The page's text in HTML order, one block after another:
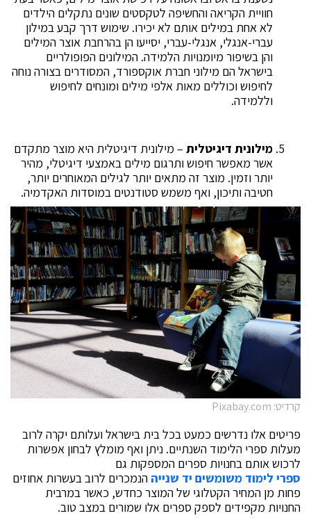
חוויית הקריאה והחשיפה לטקסטים שונים נתקלים הילדים
לא אחת במילים אותם לא יכירו. שימוש דרך קבע במילון
עברי-אנגלי, אנגלי-עברי, יסייעו הן בהרחבת אוצר המילים
והן בשיפור מיומנויות הלמידה. המילונים הפופולריים
בישראל הם מילוני חברת אוקספורד, המסודרים בצורה נוחה
לחיפוש וכוללים מאות אלפי מילים ומונחים לחיפוש
וללמידה.
מילונית דיגיטלית – מילונית דיגיטלית היא מוצר מתקדם
אשר מאפשר חיפוש ותרגום מילים באמצעי דיגיטלי, מהיר
יותר וזמין. מוצר זה מתאים יותר לגילים המאוחרים יותר,
חטיבה ותיכון, ואף משמש סטודנטים במוסדות האקדמיה.
קרדיט: Pixabay.com
פריטים אלו נדרשים כמעט בכל בית בישראל ועלותם יקרה לרוב
מעלות ספרי הלימוד השנתיים. ניתן ואף מומלץ לבחון אפשרות
לרכוש אותם בחנויות ספרים המספקות גם
ספרי לימוד משומשים יד שנייה הנמכרים לרוב בעשרות אחוזים
פחות מן המחיר הקטלוגי של המוצר כחדש, כאשר במרבית
החנויות מקפידים לספק ספרים אלו שמורים במצב טוב.